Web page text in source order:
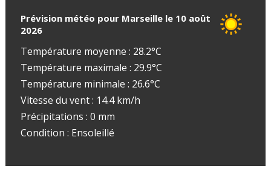
Prévision météo pour Marseille le 10 août
2026
Température moyenne : 28.2°C
Température maximale : 29.9°C
Température minimale : 26.6°C
Vitesse du vent : 14.4 km/h
Précipitations : 0 mm
Condition : Ensoleillé